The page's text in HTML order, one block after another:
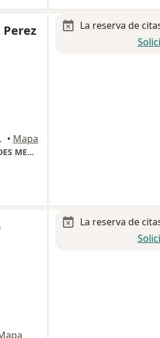
Perez
• Mapa
CONSULTORIO 207, TORRE DE ESPECIALIDADES MEDICAS HMG HOSPITAL COYOACAN
La reserva de
La reserva de